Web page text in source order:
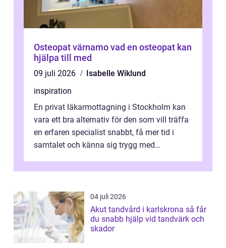
Osteopat värnamo vad en osteopat kan
hjälpa till med
09 juli 2026
Isabelle Wiklund
inspiration
En privat läkarmottagning i Stockholm kan
vara ett bra alternativ för den som vill träffa
en erfaren specialist snabbt, få mer tid i
samtalet och känna sig trygg med
04 juli 2026
Akut tandvård i karlskrona så får
du snabb hjälp vid tandvärk och
skador